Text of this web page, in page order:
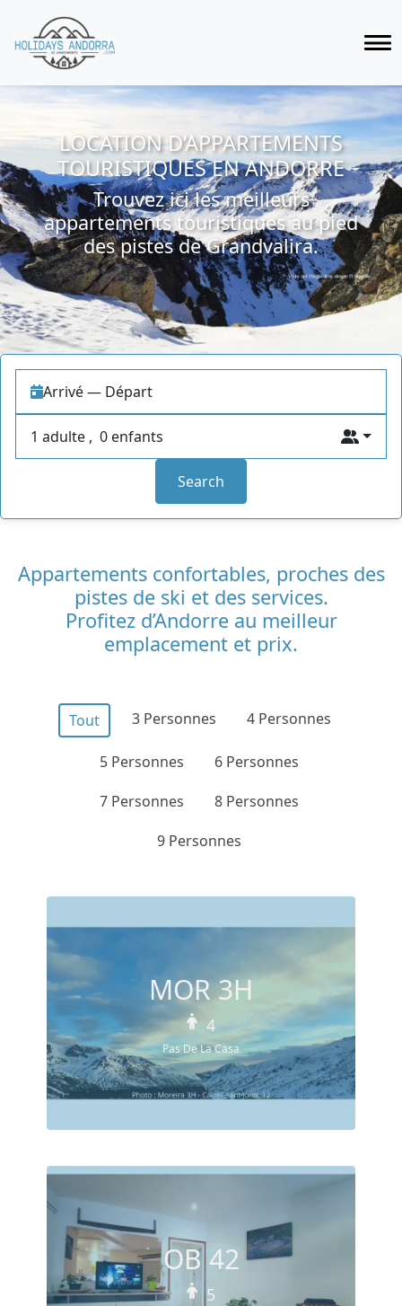
LOCATION D’APPARTEMENTS
TOURISTIQUES EN ANDORRE
Trouvez ici les meilleurs
appartements touristiques au pied
des pistes de Grandvalira.
Arrivé— Départ
1 adulte , 0 enfants
Search
Appartements confortables, proches des
pistes de ski et des services.
Profitez d’Andorre au meilleur
emplacement et prix.
Tout 3 Personnes 4 Personnes
5 Personnes
6 Personnes
7 Personnes
8 Personnes
9 Personnes
MOR 3H
4
Pas De La Casa
OB 42
5